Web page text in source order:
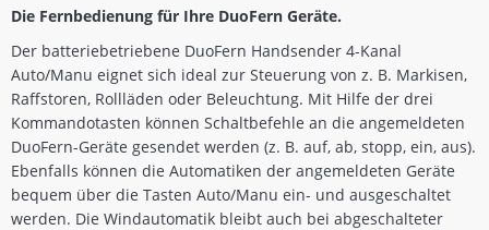
Die Fernbedienung für Ihre DuoFern Geräte.
Der batteriebetriebene DuoFern Handsender 4-Kanal
Auto/Manu eignet sich ideal zur Steuerung von z. B. Markisen,
Raffstoren, Rollläden oder Beleuchtung. Mit Hilfe der drei
Kommandotasten können Schaltbefehle an die angemeldeten
DuoFern-Geräte gesendet werden (z. B. auf, ab, stopp, ein, aus).
Ebenfalls können die Automatiken der angemeldeten Geräte
bequem über die Tasten Auto/Manu ein- und ausgeschaltet
werden. Die Windautomatik bleibt auch bei abgeschalteter